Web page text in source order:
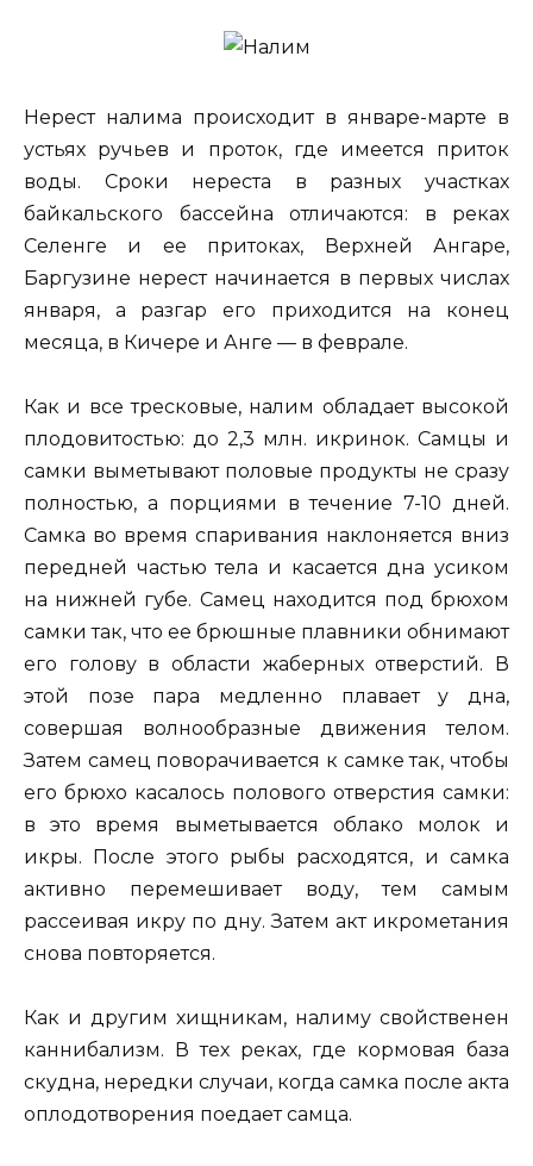
Нерест налима происходит в январе-марте в
устьях ручьев и проток, где имеется приток
воды. Сроки нереста в разных участках
байкальского бассейна отличаются: в реках
Селенге и ее притоках, Верхней Ангаре,
Баргузине нерест начинается в первых числах
января, а разгар его приходится на конец
месяца, в Кичере и Анге — в феврале.
Как и все тресковые, налим обладает высокой
плодовитостью: до 2,3 млн. икринок. Самцы и
самки выметывают половые продукты не сразу
полностью, а порциями в течение 7-10 дней.
Самка во время спаривания наклоняется вниз
передней частью тела и касается дна усиком
на нижней губе. Самец находится под брюхом
самки так, что ее брюшные плавники обнимают
его голову в области жаберных отверстий. В
этой позе пара медленно плавает у дна,
совершая волнообразные движения телом.
Затем самец поворачивается к самке так, чтобы
его брюхо касалось полового отверстия самки:
в это время выметывается облако молок и
икры. После этого рыбы расходятся, и самка
активно перемешивает воду, тем самым
рассеивая икру по дну. Затем акт икрометания
снова повторяется.
Как и другим хищникам, налиму свойственен
каннибализм. В тех реках, где кормовая база
скудна, нередки случаи, когда самка после акта
оплодотворения поедает самца.